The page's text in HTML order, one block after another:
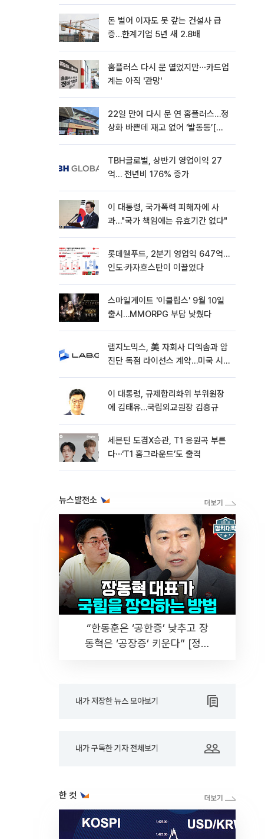
돈 벌어 이자도 못 갚는 건설사 급
증…한계기업 5년 새 2.8배
홈플러스 다시 문 열었지만⋯카드업
계는 아직 '관망'
22일 만에 다시 문 연 홈플러스…정
상화 바쁜데 재고 없어 ‘발동동’[가
TBH글로벌, 상반기 영업이익 27
억… 전년비 176% 증가
이 대통령, 국가폭력 피해자에 사
과…"국가 책임에는 유효기간 없다"
롯데웰푸드, 2분기 영업익 647억…
인도·카자흐스탄이 이끌었다
스마일게이트 '이클립스' 9월 10일
출시…MMORPG 부담 낮췄다
랩지노믹스, 美 자회사 디엑솜과 암
진단 독점 라이선스 계약…미국 시
이 대통령, 규제합리화위 부위원장
에 김태유…국립외교원장 김흥규
세븐틴 도겸X승관, T1 응원곡 부른
다⋯‘T1 홈그라운드’도 출격
뉴스발전소
“한동훈은 ‘공한증’ 낮추고 장
동혁은 ‘공장증’ 키운다” [정치
내가 저장한 뉴스 모아보기
내가 구독한 기자 전체보기
한 컷